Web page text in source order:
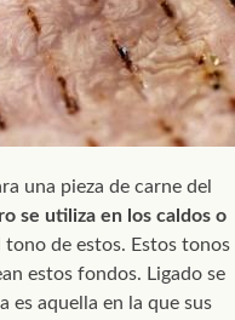
una pieza de carne del
se utiliza en los caldos o
tono de estos. Estos tonos
estos fondos. Ligado se
es aquella en la que sus